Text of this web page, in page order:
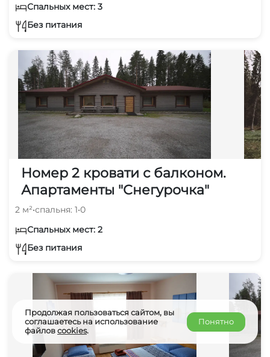
Спальных мест: 3
Без питания
Номер 2 кровати с балконом.
Апартаменты "Снегурочка"
2 м²•спальня: 1•0
Спальных мест: 2
Без питания
Продолжая пользоваться сайтом, вы
соглашаетесь на использование
файловcookies.
Понятно